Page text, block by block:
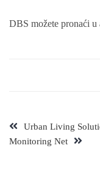
DBS možete pronaći u
Urban Living
Monitoring Net